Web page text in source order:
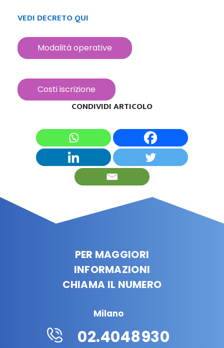
VEDI DECRETO QUI
Modalità operative
Costi iscrizione
CONDIVIDI ARTICOLO
PER MAGGIORI
INFORMAZIONI
CHIAMA IL NUMERO
Milano
02.4048930